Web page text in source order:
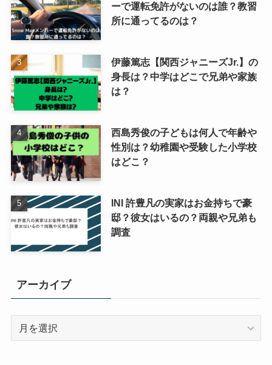
ーで運転免許がないのは誰？教習
所に通ってるのは？
伊藤篤志【関西ジャニーズJr.】の
身長は？中学はどこで兄弟や家族
は？
西島秀俊の子どもは何人で年齢や
性別は？幼稚園や受験した小学校
はどこ？
INI 許豊凡の実家はお金持ちで豪
邸？彼女はいるの？両親や兄弟も
調査
アーカイブ